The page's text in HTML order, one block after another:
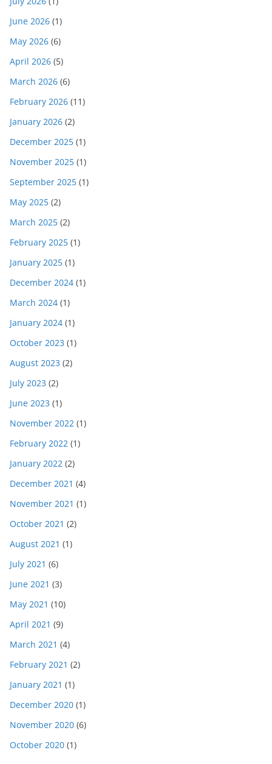
June 2026 (1)
May 2026 (6)
April 2026 (5)
March 2026 (6)
February 2026 (11)
January 2026 (2)
December 2025 (1)
November 2025 (1)
September 2025 (1)
May 2025 (2)
March 2025 (2)
February 2025 (1)
January 2025 (1)
December 2024 (1)
March 2024 (1)
January 2024 (1)
October 2023 (1)
August 2023 (2)
July 2023 (2)
June 2023 (1)
November 2022 (1)
February 2022 (1)
January 2022 (2)
December 2021 (4)
November 2021 (1)
October 2021 (2)
August 2021 (1)
July 2021 (6)
June 2021 (3)
May 2021 (10)
April 2021 (9)
March 2021 (4)
February 2021 (2)
January 2021 (1)
December 2020 (1)
November 2020 (6)
October 2020 (1)